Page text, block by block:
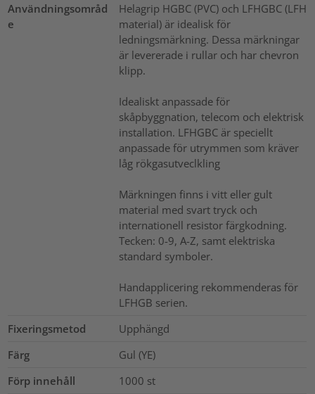
Användningsområd
e
Helagrip HGBC (PVC) och LFHGBC (LFH
material) är idealisk för
ledningsmärkning. Dessa märkningar
är levererade i rullar och har chevron
klipp.
Idealiskt anpassade för
skåpbyggnation, telecom och elektrisk
installation. LFHGBC är speciellt
anpassade för utrymmen som kräver
låg rökgasutveclkling
Märkningen finns i vitt eller gult
material med svart tryck och
internationell resistor färgkodning.
Tecken: 0-9, A-Z, samt elektriska
standard symboler.
Handapplicering rekommenderas för
LFHGB serien.
Fixeringsmetod
Upphängd
Färg
Gul (YE)
Förp innehåll
1000 st